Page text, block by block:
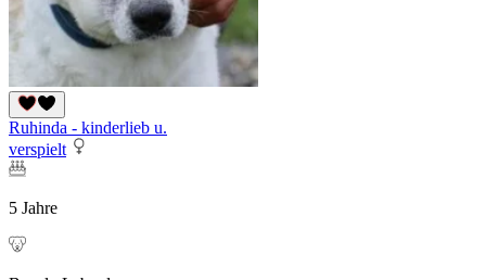
Ruhinda - kinderlieb u.
verspielt
5 Jahre